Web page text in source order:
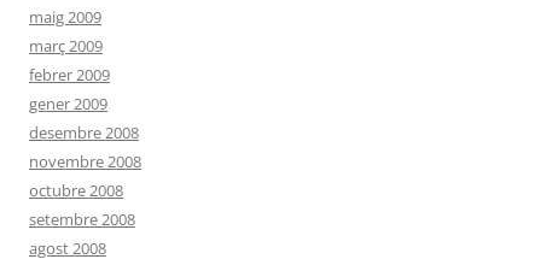
maig 2009
març 2009
febrer 2009
gener 2009
desembre 2008
novembre 2008
octubre 2008
setembre 2008
agost 2008